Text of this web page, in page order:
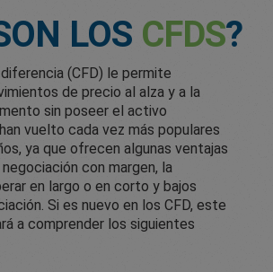
LOS CFDS?
(CFD) le permite
de precio al alza y a la
sin poseer el activo
vuelto cada vez más populares
ya que ofrecen algunas ventajas
con margen, la
en largo o en corto y bajos
Si es nuevo en los CFD, este
a comprender los siguientes